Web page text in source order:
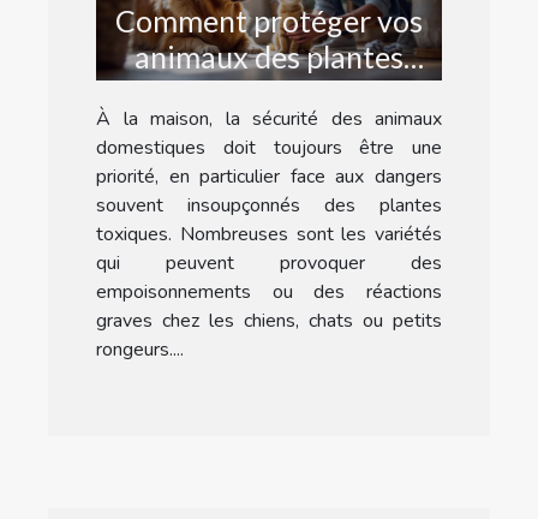
Comment protéger vos
animaux des plantes
dangereuses à la maison
?
À la maison, la sécurité des animaux
domestiques doit toujours être une
priorité, en particulier face aux dangers
souvent insoupçonnés des plantes
toxiques. Nombreuses sont les variétés
qui peuvent provoquer des
empoisonnements ou des réactions
graves chez les chiens, chats ou petits
rongeurs....